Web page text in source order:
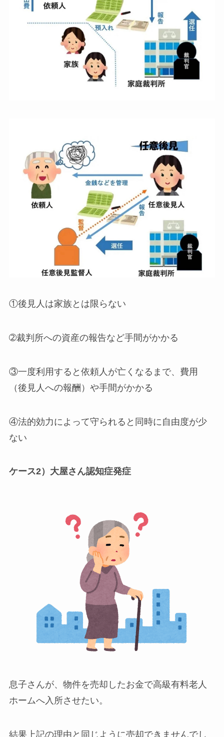
①後見人は家族とは限らない
➁裁判所への資産の報告など手間がかかる
③一度利用すると依頼人が亡くなるまで、費用
（後見人への報酬）や手間がかかる
④法的効力によって守られると同時に自由度が少
ない
ケース2）大屋さん認知症発症
息子さんが、物件を売却したお金で高級有料老人
ホームへ入所させたい。
結果上記の理由と同じように売却できませんでし